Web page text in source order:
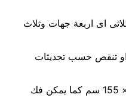
اى اربعة جهات وثلاث
تزيد او تنقص حسب تحديثات
أبعاد الماكينة الخارجي 65× 90 × 155 سم كما يمكن فك